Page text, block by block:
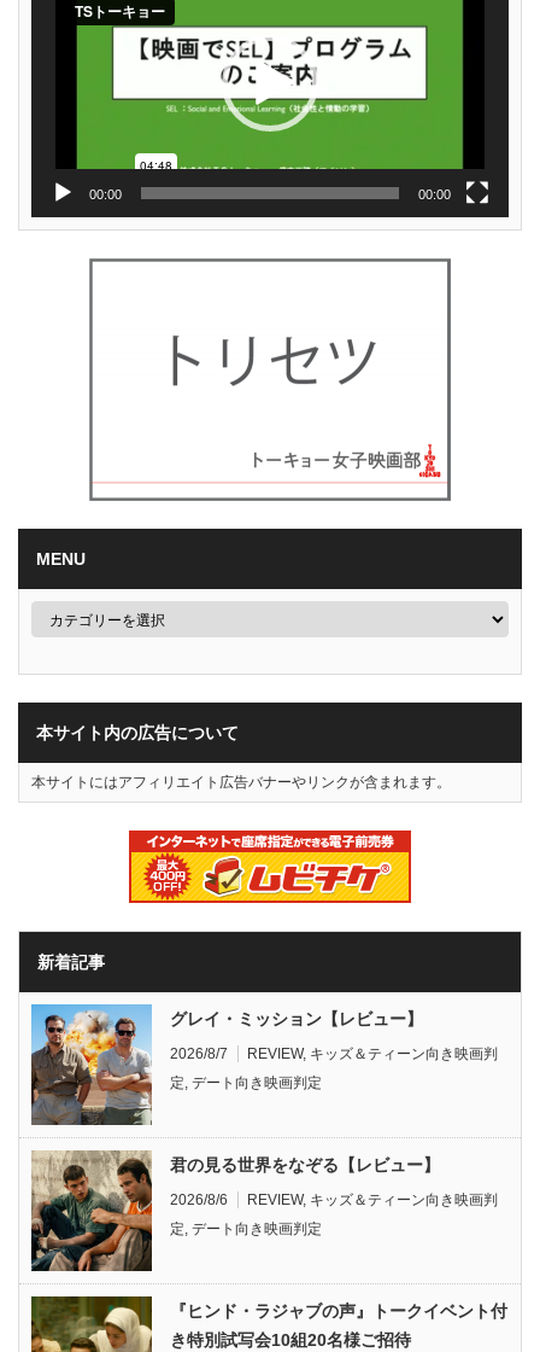
00:00 00:00
MENU
本サイト内の広告について
本サイトにはアフィリエイト広告バナーやリンクが含まれます。
新着記事
グレイ・ミッション【レビュー】
2026/8/7 REVIEW, キッズ＆ティーン向き映画判
定, デート向き映画判定
君の見る世界をなぞる【レビュー】
2026/8/6 REVIEW, キッズ＆ティーン向き映画判
定, デート向き映画判定
『ヒンド・ラジャブの声』トークイベント付
き特別試写会10組20名様ご招待